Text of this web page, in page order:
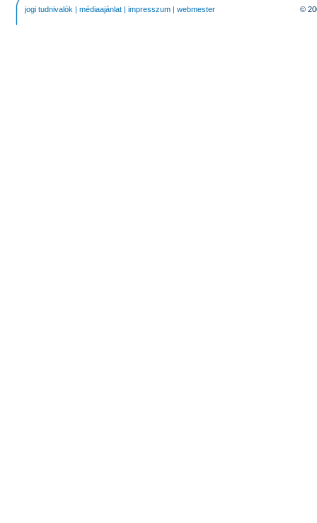
jogi tudnivalók | médiaajánlat | impresszum | webmester ©